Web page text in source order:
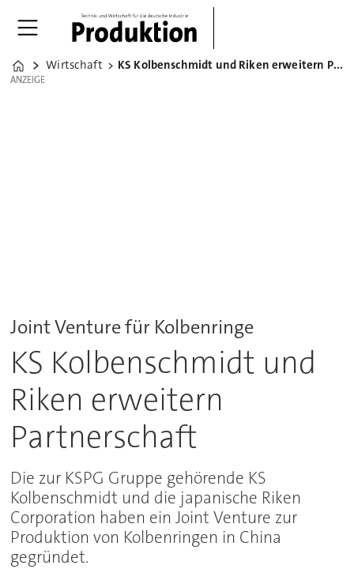
Home
Wirtschaft KS Kolbenschmidt und Riken erweitern Partnerschaft
ANZEIGE
ANZEIGE
Joint Venture für Kolbenringe
KS Kolbenschmidt und
Riken erweitern
Partnerschaft
Die zur KSPG Gruppe gehörende KS
Kolbenschmidt und die japanische Riken
Corporation haben ein Joint Venture zur
Produktion von Kolbenringen in China
gegründet.